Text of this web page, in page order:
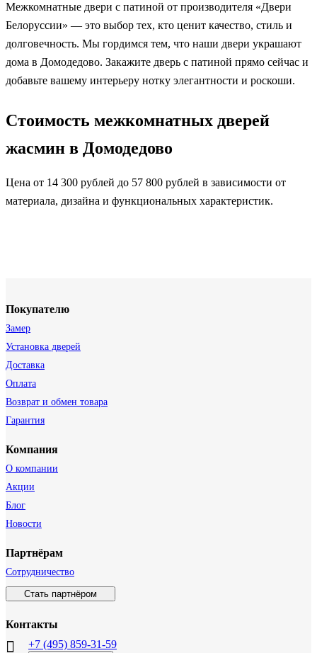
Межкомнатные двери с патиной от производителя «Двери
Белоруссии» — это выбор тех, кто ценит качество, стиль и
долговечность. Мы гордимся тем, что наши двери украшают
дома в Домодедово. Закажите дверь с патиной прямо сейчас и
добавьте вашему интерьеру нотку элегантности и роскоши.
Стоимость межкомнатных дверей
жасмин в Домодедово
Цена от 14 300 рублей до 57 800 рублей в зависимости от
материала, дизайна и функциональных характеристик.
Покупателю
Замер
Установка дверей
Доставка
Оплата
Возврат и обмен товара
Гарантия
Компания
О компании
Акции
Блог
Новости
Партнёрам
Сотрудничество
Стать партнёром
Контакты
+7 (495) 859-31-59